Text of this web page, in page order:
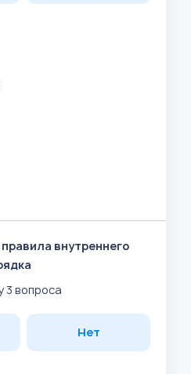
внутреннего
3 вопроса
Нет